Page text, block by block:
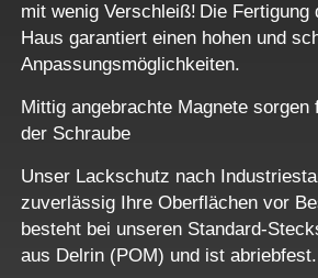
mit wenig Verschleiß! Die Fertigung
Haus garantiert einen hohen und
Anpassungsmöglichkeiten.
Mittig angebrachte Magnete sorgen
der Schraube
Unser Lackschutz nach
zuverlässig Ihre Oberflächen vor
besteht bei unseren Standard-
aus Delrin (POM) und ist abriebfest.